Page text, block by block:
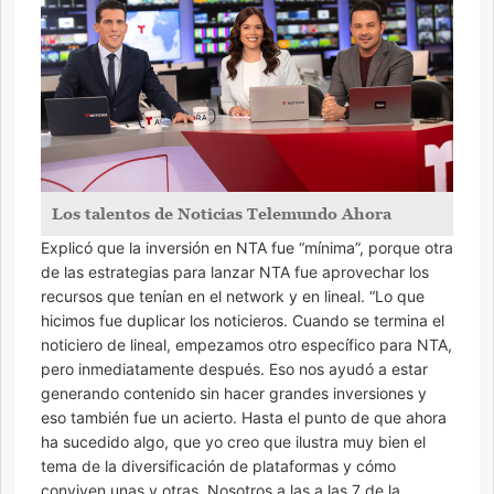
Los talentos de Noticias Telemundo Ahora
Explicó que la inversión en NTA fue “mínima”, porque otra
de las estrategias para lanzar NTA fue aprovechar los
recursos que tenían en el network y en lineal. “Lo que
hicimos fue duplicar los noticieros. Cuando se termina el
noticiero de lineal, empezamos otro específico para NTA,
pero inmediatamente después. Eso nos ayudó a estar
generando contenido sin hacer grandes inversiones y
eso también fue un acierto. Hasta el punto de que ahora
ha sucedido algo, que yo creo que ilustra muy bien el
tema de la diversificación de plataformas y cómo
conviven unas y otras. Nosotros a las a las 7 de la